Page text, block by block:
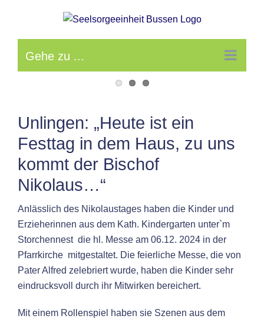
springen
Gehe zu ...
grösseres
Unlingen: „Heute ist ein
Festtag in dem Haus, zu uns
kommt der Bischof
Nikolaus…“
Anlässlich des Nikolaustages haben die Kinder und
Erzieherinnen aus dem Kath. Kindergarten unter`m
Storchennest die hl. Messe am 06.12. 2024 in der
Pfarrkirche mitgestaltet. Die feierliche Messe, die von
Pater Alfred zelebriert wurde, haben die Kinder sehr
eindrucksvoll durch ihr Mitwirken bereichert.
Mit einem Rollenspiel haben sie Szenen aus dem